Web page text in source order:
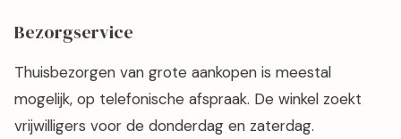
Bezorgservice
Thuisbezorgen van grote aankopen is meestal
mogelijk, op telefonische afspraak. De winkel zoekt
vrijwilligers voor de donderdag en zaterdag.